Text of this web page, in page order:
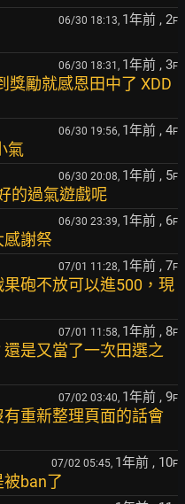
06/30 18:13, 1年前 , 2F
06/30 18:31, 1年前 , 3F
獎勵就感恩田中了 XDD
06/30 19:56, 1年前 , 4F
氣
06/30 20:08, 1年前 , 5F
的過氣遊戲呢
06/30 23:39, 1年前 , 6F
感謝祭
07/01 11:28, 1年前 , 7F
砲不放可以進500，現
07/01 11:58, 1年前 , 8F
是又當了一次田選之
07/02 03:40, 1年前 , 9F
重新整理頁面的話會
07/02 05:45, 1年前 , 10F
ban了